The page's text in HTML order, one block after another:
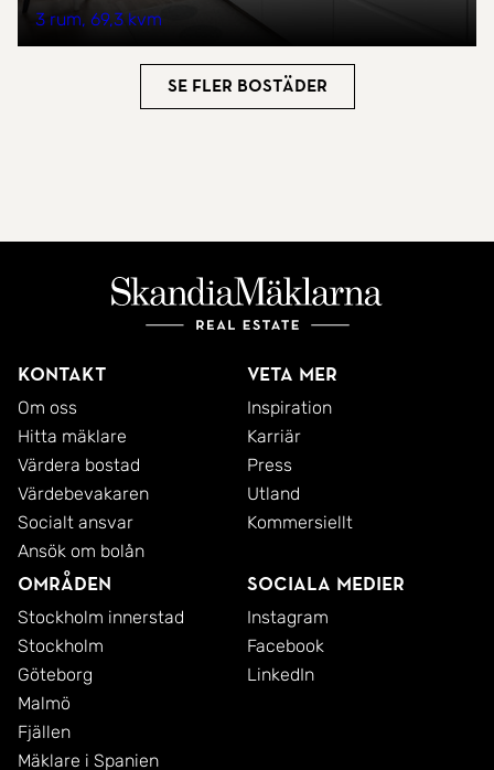
3 rum 69,3 kvm
Se fler bostäder
Kontakt
Om oss
Hitta mäklare
Värdera bostad
Värdebevakaren
Socialt ansvar
Ansök om bolån
Veta mer
Inspiration
Karriär
Press
Utland
Kommersiellt
Områden
Stockholm innerstad
Stockholm
Göteborg
Malmö
Fjällen
Mäklare i Spanien
Sociala medier
Instagram
Facebook
LinkedIn